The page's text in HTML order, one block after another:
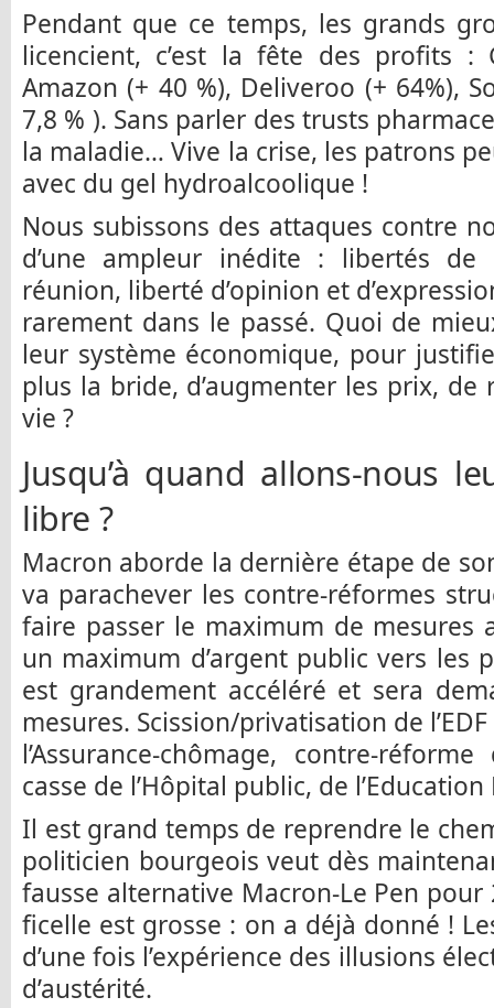
Pendant que ce temps, les grands
licencient, c’est la fête des profits :
Amazon (+ 40 %), Deliveroo (+ 64%),
7,8 % ). Sans parler des trusts
la maladie… Vive la crise, les patrons
avec du gel hydroalcoolique !
Nous subissons des attaques contre
d’une ampleur inédite : libertés de
réunion, liberté d’opinion et
rarement dans le passé. Quoi de
leur système économique, pour
plus la bride, d’augmenter les prix,
vie ?
Jusqu’à quand allons-nous
libre ?
Macron aborde la dernière étape de
va parachever les contre-réformes
faire passer le maximum de mesures
un maximum d’argent public vers les
est grandement accéléré et sera
mesures. Scission/privatisation de
l’Assurance-chômage, contre-
casse de l’Hôpital public, de
Il est grand temps de reprendre le
politicien bourgeois veut dès
fausse alternative Macron-Le Pen pour
ficelle est grosse : on a déjà donné !
d’une fois l’expérience des illusions
d’austérité.